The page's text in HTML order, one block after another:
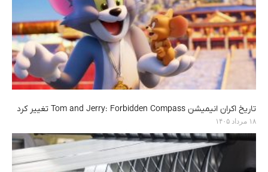
تاریخ اکران انیمیشن Tom and Jerry: Forbidden Compass تغییر کرد
۱۸ مرداد ۱۴۰۵